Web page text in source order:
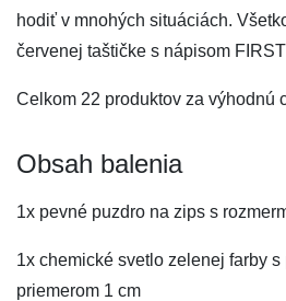
hodiť v mnohých situáciách.
červenej taštičke s nápisom
Celkom 22 produktov za výhodnú
Obsah balenia
1x pevné puzdro na zips s
1x chemické svetlo zelenej farby
priemerom 1 cm